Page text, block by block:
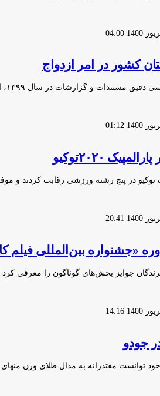
کشور در امر ازدواج
و گزارشات در سال ۱۳۹۹، استان سیستان و…
۲۰۲۰توکیو
توکیو در پنج رشته ورزشی رقابت کردند
«جشنواره بین‌المللی فیلم
جوایز بخش‌های گوناگون را معرفی
جودو
به مدال طلای وزن منهای ۹۰ کیلوگرم جودوی پارالمپیک…